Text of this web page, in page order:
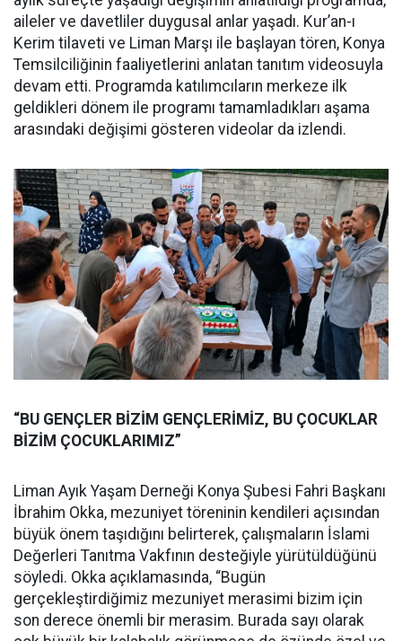
aileler ve davetliler duygusal anlar yaşadı. Kur’an-ı
Kerim tilaveti ve Liman Marşı ile başlayan tören, Konya
Temsilciliğinin faaliyetlerini anlatan tanıtım videosuyla
devam etti. Programda katılımcıların merkeze ilk
geldikleri dönem ile programı tamamladıkları aşama
arasındaki değişimi gösteren videolar da izlendi.
“BU GENÇLER BİZİM GENÇLERİMİZ, BU ÇOCUKLAR
BİZİM ÇOCUKLARIMIZ”
Liman Ayık Yaşam Derneği Konya Şubesi Fahri Başkanı
İbrahim Okka, mezuniyet töreninin kendileri açısından
büyük önem taşıdığını belirterek, çalışmaların İslami
Değerleri Tanıtma Vakfının desteğiyle yürütüldüğünü
söyledi. Okka açıklamasında, “Bugün
gerçekleştirdiğimiz mezuniyet merasimi bizim için
son derece önemli bir merasim. Burada sayı olarak